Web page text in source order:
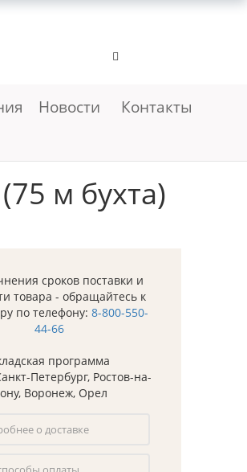
Новости Контакты
м бухта)
сроков поставки и
товара - обращайтесь к
по телефону: 8-800-550-
44-66
программа
Петербург, Ростов-на-
Воронеж, Орел
о доставке